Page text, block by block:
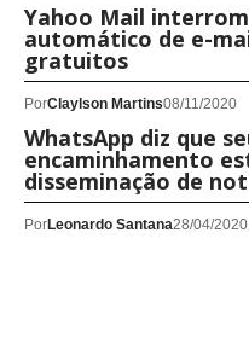
Yahoo Mail
automático de e-
gratuitos
PorClaylson Martins08/11/2020
WhatsApp diz que
encaminhamento
disseminação de
PorLeonardo Santana28/04/2020